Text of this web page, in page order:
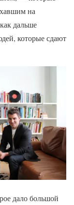
на
дальше
которые сдают
дало большой